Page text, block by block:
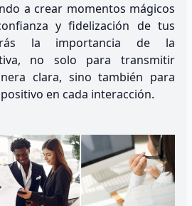
a crear momentos mágicos
y fidelización de tus
la importancia de la
no solo para transmitir
clara, sino también para
en cada interacción.